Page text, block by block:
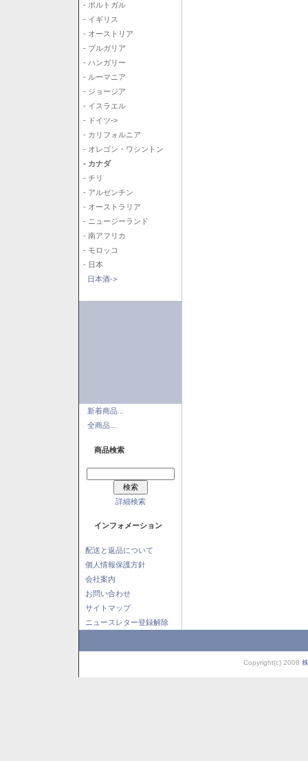
- ポルトガル
- イギリス
- オーストリア
- ブルガリア
- ハンガリー
- ルーマニア
- ジョージア
- イスラエル
- ドイツ->
- カリフォルニア
- オレゴン・ワシントン
- カナダ
- チリ
- アルゼンチン
- オーストラリア
- ニュージーランド
- 南アフリカ
- モロッコ
- 日本
日本酒->
新着商品...
全商品...
商品検索
詳細検索
インフォメーション
配送と返品について
個人情報保護方針
会社案内
お問い合わせ
サイトマップ
ニュースレター登録解除
Copyright(c) 2008